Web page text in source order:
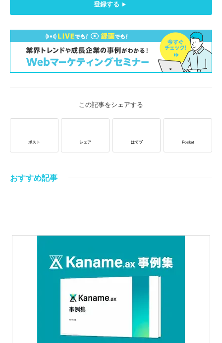
登録する
この記事をシェアする
ポスト シェア はてブ Pocket
おすすめ記事